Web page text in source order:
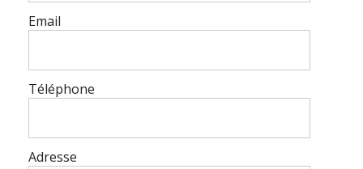
Email
Téléphone
Adresse